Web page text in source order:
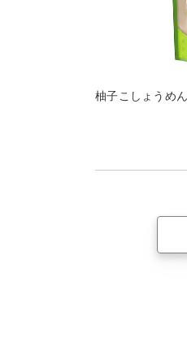
柚子こしょうめ